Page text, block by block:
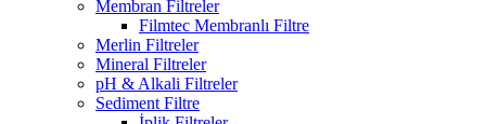
Membran Filtreler
Filmtec Membranlı Filtre
Merlin Filtreler
Mineral Filtreler
pH & Alkali Filtreler
Sediment Filtre